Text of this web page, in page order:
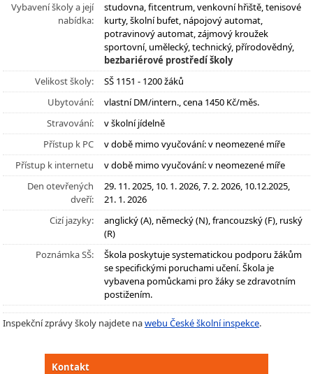
Vybavení školy a její
nabídka:
studovna, fitcentrum, venkovní hřiště, tenisové
kurty, školní bufet, nápojový automat,
potravinový automat, zájmový kroužek
sportovní, umělecký, technický, přírodovědný,
bezbariérové prostředí školy
Velikost školy:
SŠ 1151 - 1200 žáků
Ubytování:
vlastní DM/intern., cena 1450 Kč/měs.
Stravování:
v školní jídelně
Přístup k PC
v době mimo vyučování: v neomezené míře
Přístup k internetu
v době mimo vyučování: v neomezené míře
Den otevřených
dveří:
29. 11. 2025, 10. 1. 2026, 7. 2. 2026, 10.12.2025,
21. 1. 2026
Cizí jazyky:
anglický (A), německý (N), francouzský (F), ruský
(R)
Poznámka SŠ:
Škola poskytuje systematickou podporu žákům
se specifickými poruchami učení. Škola je
vybavena pomůckami pro žáky se zdravotním
postižením.
Inspekční zprávy školy najdete nawebu České školní inspekce.
Kontakt